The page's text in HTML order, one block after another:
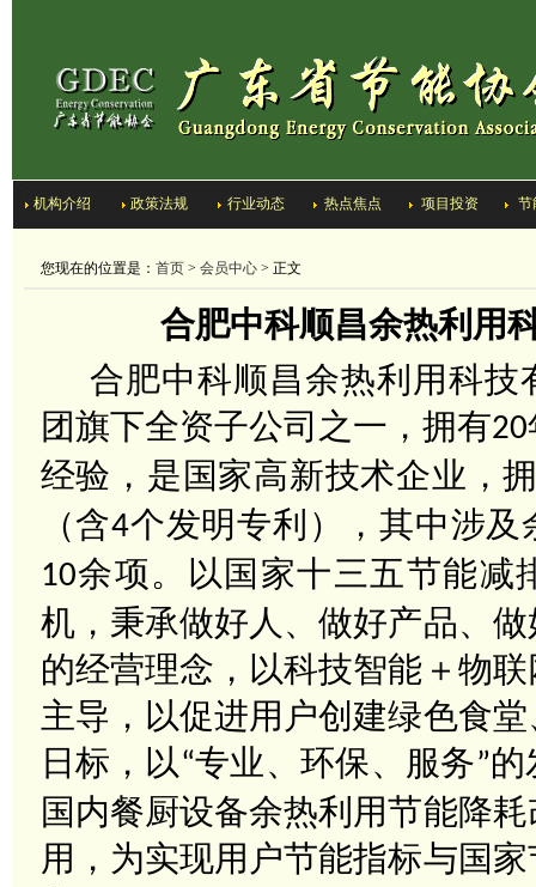
机构介绍 政策法规 行业动态 热点焦点 项目投资 节
您现在的位置是： 首页> 会员中心 > 正文
合肥中科顺昌余热利用
合肥中科顺昌余热利用科技
团旗下全资子公司之一，拥有20
经验，是国家高新技术企业，
（含4个发明专利），其中涉及
10余项。以国家十三五节能减
机，秉承做好人、做好产品、
的经营理念，以科技智能＋物
主导，以促进用户创建绿色食
日标，以“专业、环保、服务”的
国内餐厨设备余热利用节能降
用，为实现用户节能指标与国